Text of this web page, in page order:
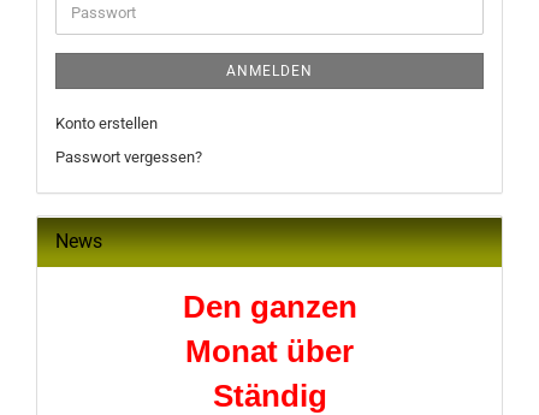
Passwort
ANMELDEN
Konto erstellen
Passwort vergessen?
News
Den ganzen
Monat über
Ständig